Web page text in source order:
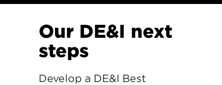
Our DE&I next
steps
Develop a DE&I Best